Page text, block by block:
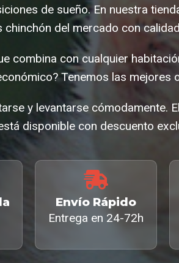
de sueño. En nuestra
chinchón del mercado con
combina con cualquier
Tenemos las
y levantarse cómodamente.
disponible con descuento
Envío Rápido
Entrega en 24-72h